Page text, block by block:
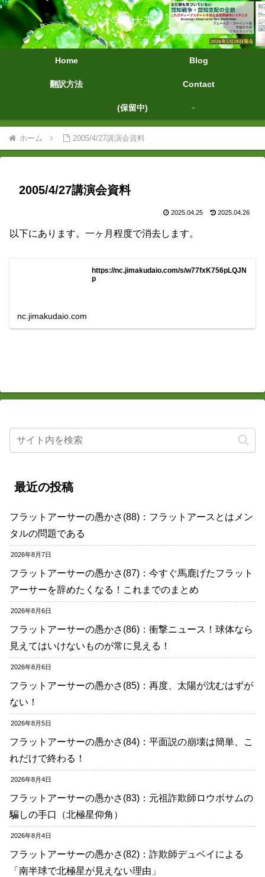
字幕大王
Home Blog
翻訳方法 Contact
(保留中)
ホーム 2005/4/27講演会資料
2005/4/27講演会資料
2025.04.25 2025.04.26
以下にあります。一ヶ月程度で消去します。
https://nc.jimakudaio.com/s/w77fxK756pLQJN
p
nc.jimakudaio.com
最近の投稿
フラットアーサーの愚かさ(88)：フラットアースとはメン
タルの問題である
2026年8月7日
フラットアーサーの愚かさ(87)：今すぐ馬鹿げたフラット
アーサーを辞めたくなる！これまでのまとめ
2026年8月6日
フラットアーサーの愚かさ(86)：衝撃ニュース！球体なら
見えてはいけないものが常に見える！
2026年8月6日
フラットアーサーの愚かさ(85)：再度、太陽が沈むはずが
ない！
2026年8月5日
フラットアーサーの愚かさ(84)：平面説の崩壊は簡単、こ
れだけで終わる！
2026年8月4日
フラットアーサーの愚かさ(83)：元祖詐欺師ロウボサムの
騙しの手口（北極星仰角）
2026年8月4日
フラットアーサーの愚かさ(82)：詐欺師デュベイによる
「南半球で北極星が見えない理由」